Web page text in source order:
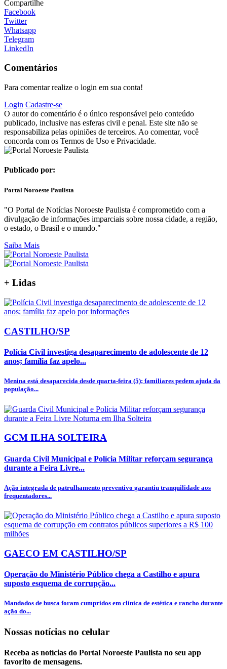
Compartilhe
Facebook
Twitter
Whatsapp
Telegram
LinkedIn
Comentários
Para comentar realize o login em sua conta!
Login Cadastre-se
O autor do comentário é o único responsável pelo conteúdo
publicado, inclusive nas esferas civil e penal. Este site não se
responsabiliza pelas opiniões de terceiros. Ao comentar, você
concorda com os Termos de Uso e Privacidade.
Publicado por:
Portal Noroeste Paulista
"O Portal de Notícias Noroeste Paulista é comprometido com a
divulgação de informações imparciais sobre nossa cidade, a região,
o estado, o Brasil e o mundo."
Saiba Mais
+ Lidas
CASTILHO/SP
Polícia Civil investiga desaparecimento de adolescente de 12
anos; família faz apelo...
Menina está desaparecida desde quarta-feira (5); familiares pedem ajuda da
população...
GCM ILHA SOLTEIRA
Guarda Civil Municipal e Polícia Militar reforçam segurança
durante a Feira Livre...
Ação integrada de patrulhamento preventivo garantiu tranquilidade aos
frequentadores...
GAECO EM CASTILHO/SP
Operação do Ministério Público chega a Castilho e apura
suposto esquema de corrupção...
Mandados de busca foram cumpridos em clínica de estética e rancho durante
ação do...
Nossas notícias no celular
Receba as notícias do Portal Noroeste Paulista no seu app
favorito de mensagens.